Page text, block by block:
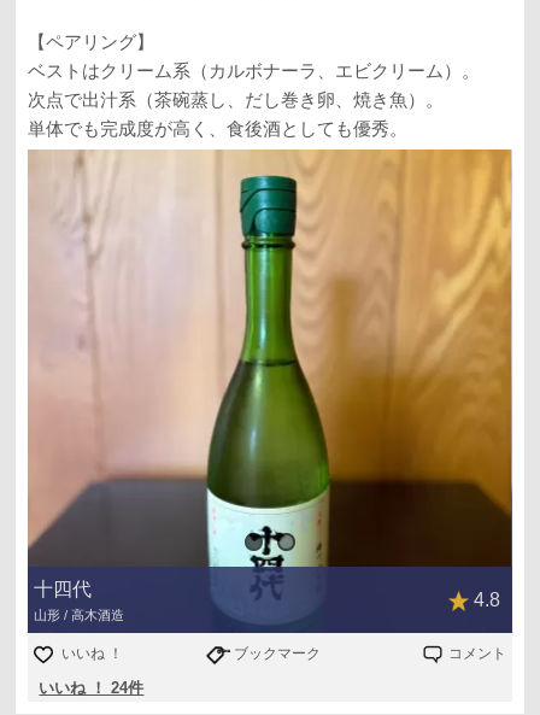
【ペアリング】
ベストはクリーム系（カルボナーラ、エビクリーム）。
次点で出汁系（茶碗蒸し、だし巻き卵、焼き魚）。
単体でも完成度が高く、食後酒としても優秀。
十四代
山形 / 高木酒造
4.8
いいね ！ ブックマーク コメント
いいね ！ 24件